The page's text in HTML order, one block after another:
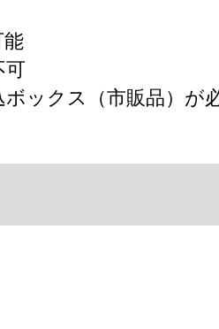
能
可
ボックス（市販品）が